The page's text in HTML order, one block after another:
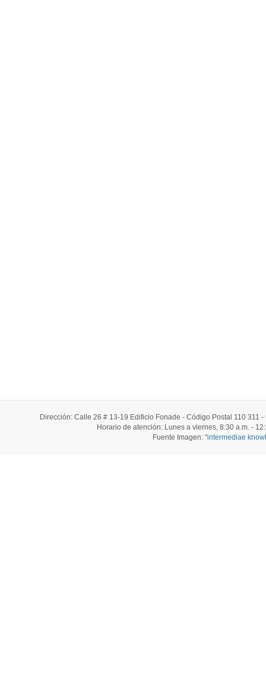
Dirección: Calle 26 # 13-19 Edificio Fonade - Código Postal 110 311
Horario de atención: Lunes a viernes, 8:30 a.m. -
Fuente Imagen: "intermediae